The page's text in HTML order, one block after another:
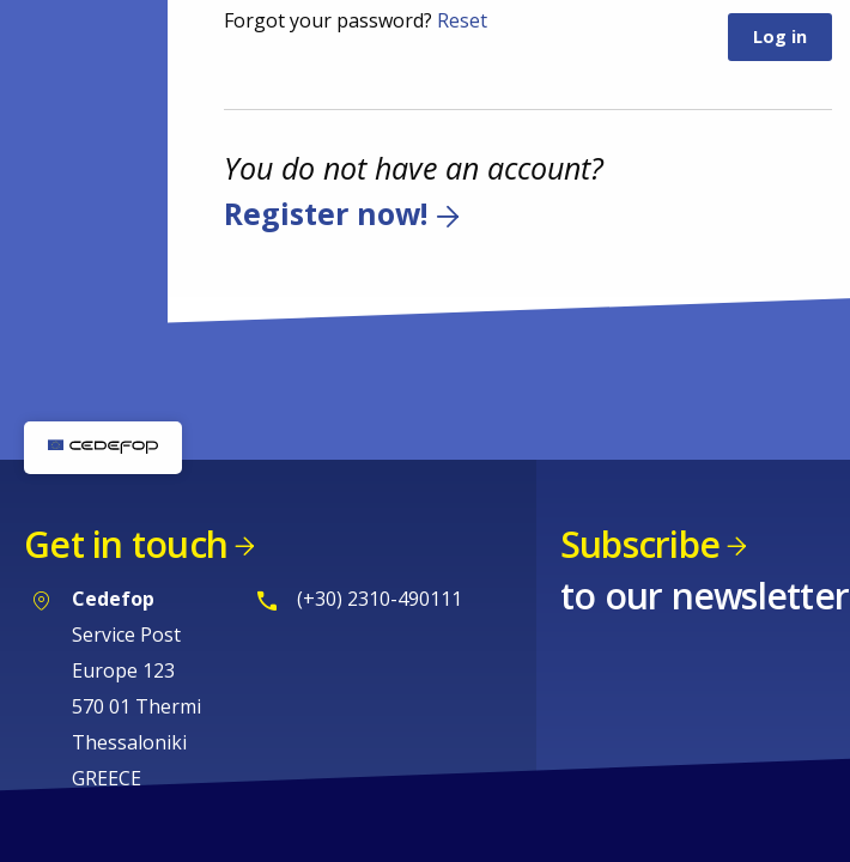
Forgot your password? Reset
You do not have an account?
Register now!
Get in touch
Cedefop
Service Post
Europe 123
570 01 Thermi
Thessaloniki
GREECE
(+30) 2310-490111
Subscribe
to our newsletter